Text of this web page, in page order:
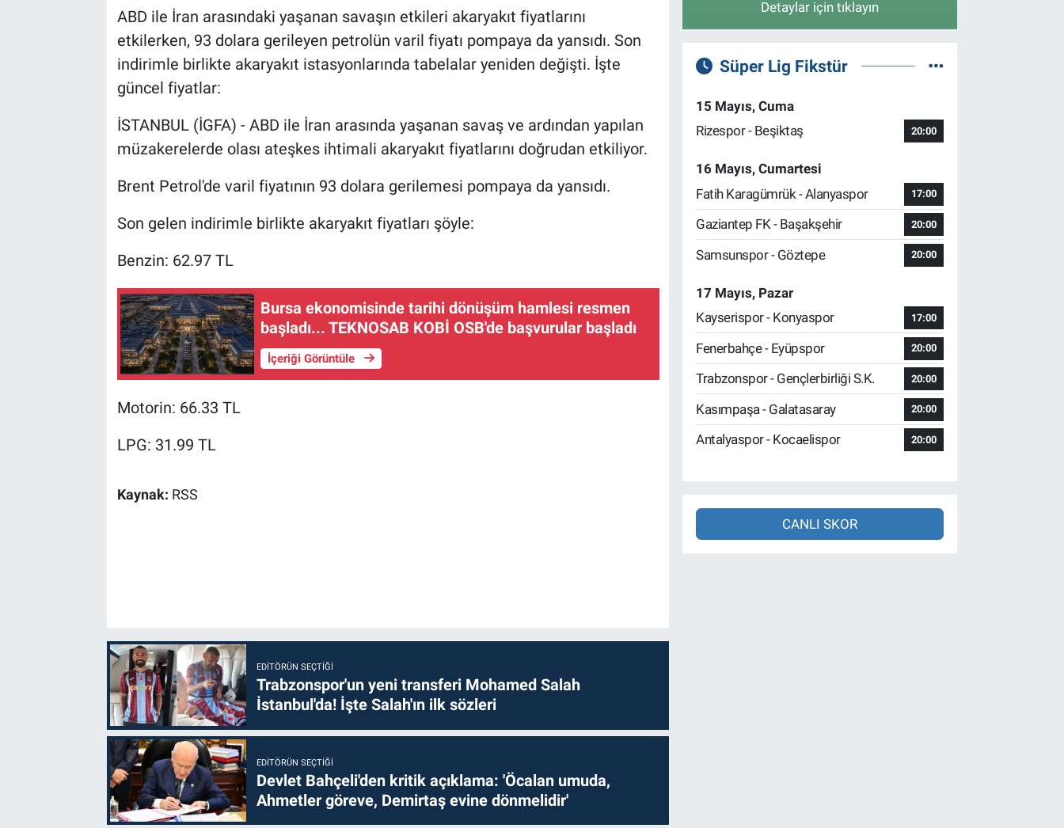
ABD ile İran arasındaki yaşanan savaşın etkileri akaryakıt fiyatlarını
etkilerken, 93 dolara gerileyen petrolün varil fiyatı pompaya da yansıdı. Son
indirimle birlikte akaryakıt istasyonlarında tabelalar yeniden değişti. İşte
güncel fiyatlar:
İSTANBUL (İGFA) - ABD ile İran arasında yaşanan savaş ve ardından yapılan
müzakerelerde olası ateşkes ihtimali akaryakıt fiyatlarını doğrudan etkiliyor.
Brent Petrol'de varil fiyatının 93 dolara gerilemesi pompaya da yansıdı.
Son gelen indirimle birlikte akaryakıt fiyatları şöyle:
Benzin: 62.97 TL
Bursa ekonomisinde tarihi dönüşüm hamlesi resmen
başladı... TEKNOSAB KOBİ OSB'de başvurular başladı
İçeriği Görüntüle
Motorin: 66.33 TL
LPG: 31.99 TL
Kaynak: RSS
EDITÖRÜN SEÇTIĞI
Trabzonspor'un yeni transferi Mohamed Salah
İstanbul'da! İşte Salah'ın ilk sözleri
EDITÖRÜN SEÇTIĞI
Devlet Bahçeli'den kritik açıklama: 'Öcalan umuda,
Ahmetler göreve, Demirtaş evine dönmelidir'
Detaylar için tıklayın
Süper Lig Fikstür
15 Mayıs, Cuma
Rizespor - Beşiktaş
20:00
16 Mayıs, Cumartesi
Fatih Karagümrük - Alanyaspor
17:00
Gaziantep FK - Başakşehir 20:00
Samsunspor - Göztepe 20:00
17 Mayıs, Pazar
Kayserispor - Konyaspor
17:00
Fenerbahçe - Eyüpspor 20:00
Trabzonspor - Gençlerbirliği S.K. 20:00
Kasımpaşa - Galatasaray 20:00
Antalyaspor - Kocaelispor 20:00
CANLI SKOR